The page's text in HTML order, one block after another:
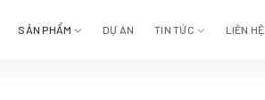
SẢN PHẨM DỰ ÁN TIN TỨC LIÊN HỆ